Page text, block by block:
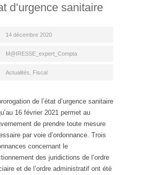
d’urgence sanitaire
14 décembre 2020
M@IRESSE_expert_Compta
Actualités Fiscal
de l’état d’urgence sanitaire
16 février 2021 permet au
de prendre toute mesure
par voie d’ordonnance. Trois
concernant le
des juridictions de l’ordre
et de l’ordre administratif ont été